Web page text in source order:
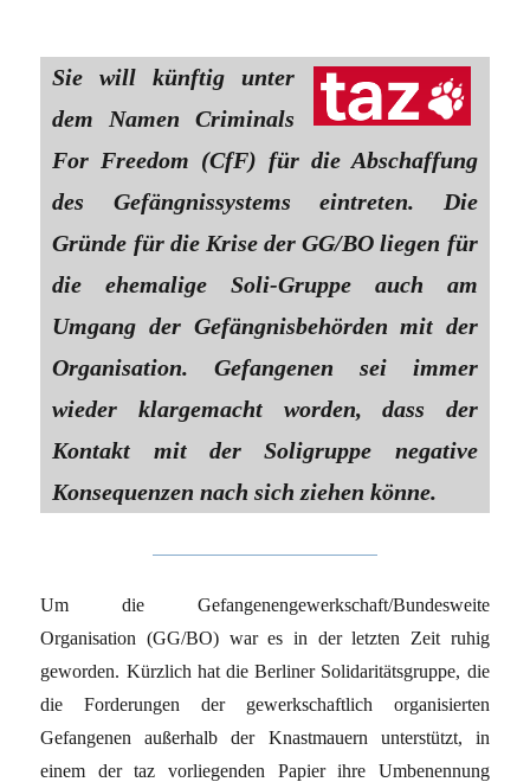
Sie will künftig unter
dem Namen Criminals
For Freedom (CfF) für die Abschaffung
des Gefängnissystems eintreten. Die
Gründe für die Krise der GG/BO liegen für
die ehemalige Soli-Gruppe auch am
Umgang der Gefängnisbehörden mit der
Organisation. Gefangenen sei immer
wieder klargemacht worden, dass der
Kontakt mit der Soligruppe negative
Konsequenzen nach sich ziehen könne.
Um die Gefangenengewerkschaft/Bundesweite
Organisation (GG/BO) war es in der letzten Zeit ruhig
geworden. Kürzlich hat die Berliner Solidaritätsgruppe, die
die Forderungen der gewerkschaftlich organisierten
Gefangenen außerhalb der Knastmauern unterstützt, in
einem der taz vorliegenden Papier ihre Umbenennung